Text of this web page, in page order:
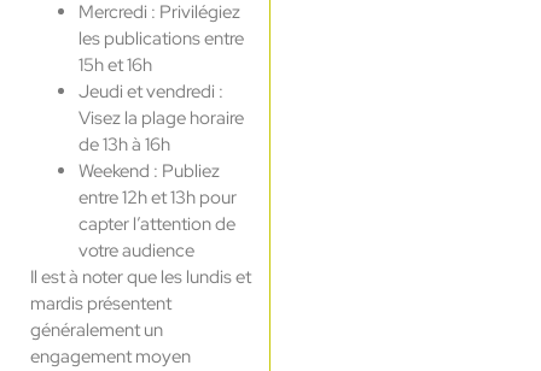
Mercredi : Privilégiez
les publications entre
15h et 16h
Jeudi et vendredi :
Visez la plage horaire
de 13h à 16h
Weekend : Publiez
entre 12h et 13h pour
capter l’attention de
votre audience
Il est à noter que les lundis et
mardis présentent
généralement un
engagement moyen